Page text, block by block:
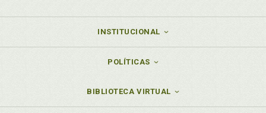
INSTITUCIONAL
POLÍTICAS
BIBLIOTECA VIRTUAL